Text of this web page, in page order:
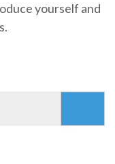
yourself and